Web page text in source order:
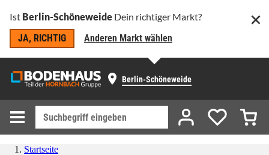
Ist Berlin-Schöneweide Dein richtiger Markt?
JA, RICHTIG
Anderen Markt wählen
Berlin-Schöneweide
Startseite